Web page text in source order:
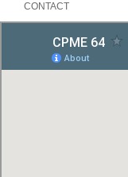
CONTACT